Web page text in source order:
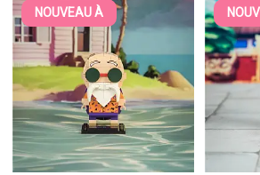
NOUVEAU À